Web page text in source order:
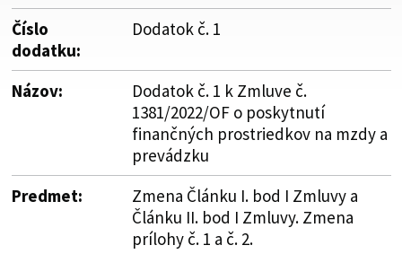
Číslo
dodatku:
Dodatok č. 1
Názov:
Dodatok č. 1 k Zmluve č.
1381/2022/OF o poskytnutí
finančných prostriedkov na mzdy a
prevádzku
Predmet:
Zmena Článku I. bod I Zmluvy a
Článku II. bod I Zmluvy. Zmena
prílohy č. 1 a č. 2.